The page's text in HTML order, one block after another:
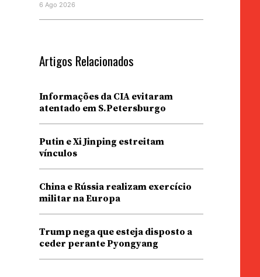
6 Ago 2026
Artigos Relacionados
Informações da CIA evitaram
atentado em S.Petersburgo
Putin e Xi Jinping estreitam
vínculos
China e Rússia realizam exercício
militar na Europa
Trump nega que esteja disposto a
ceder perante Pyongyang